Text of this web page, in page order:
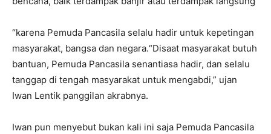
“karena Pemuda Pancasila selalu hadir untuk kepetingan
masyarakat, bangsa dan negara.“Disaat masyarakat butuh
bantuan, Pemuda Pancasila senantiasa hadir, dan selalu
tanggap di tengah masyarakat untuk mengabdi,” ujan
Iwan Lentik panggilan akrabnya.
Iwan pun menyebut bukan kali ini saja Pemuda Pancasila